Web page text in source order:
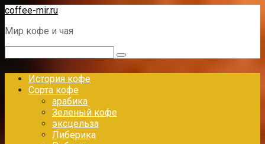
Перейти
контенту
coffee-mir.ru
Мир кофе и чая
История кофе
Сорта кофе
арабика
Зеленый кофе
эксцельза
Либерика